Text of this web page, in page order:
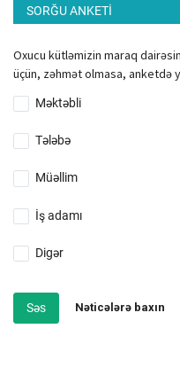
SORĞU ANKETI
Oxucu kütləmizin maraq
üçün, zəhmət olmasa, anketdə
Məktəbli
Tələbə
Müəllim
İş adamı
Digər
Səs Nəticələrə baxın